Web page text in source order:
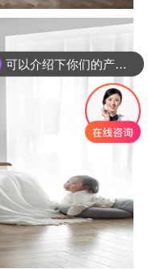
可以介绍下你们的产品么？